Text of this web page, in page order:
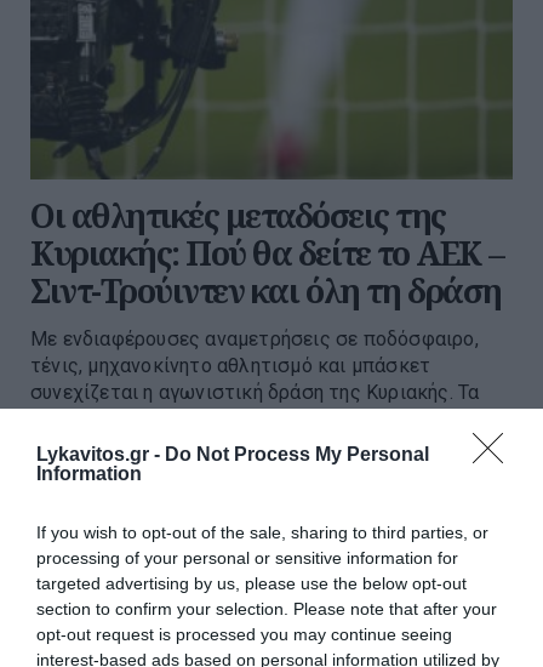
Lykavitos.gr - Do Not Process My Personal
Information
If you wish to opt-out of the sale, sharing to third parties, or
processing of your personal or sensitive information for
targeted advertising by us, please use the below opt-out
section to confirm your selection. Please note that after your
opt-out request is processed you may continue seeing
interest-based ads based on personal information utilized by
Οι αθλητικές μεταδόσεις της
Κυριακής: Πού θα δείτε το ΑΕΚ –
Σιντ-Τρούιντεν και όλη τη δράση
Με ενδιαφέρουσες αναμετρήσεις σε ποδόσφαιρο,
τένις, μηχανοκίνητο αθλητισμό και μπάσκετ
συνεχίζεται η αγωνιστική δράση της Κυριακής. Τα
φιλικό της ΑΕΚ με τη Σιντ-Τρού...
09:58 | 02 Αυγούστου 2026